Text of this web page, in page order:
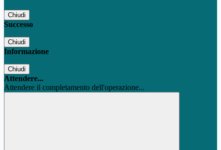
Chiudi
Successo
Chiudi
Informazione
Chiudi
Attendere...
Attendere il completamento dell'operazione...